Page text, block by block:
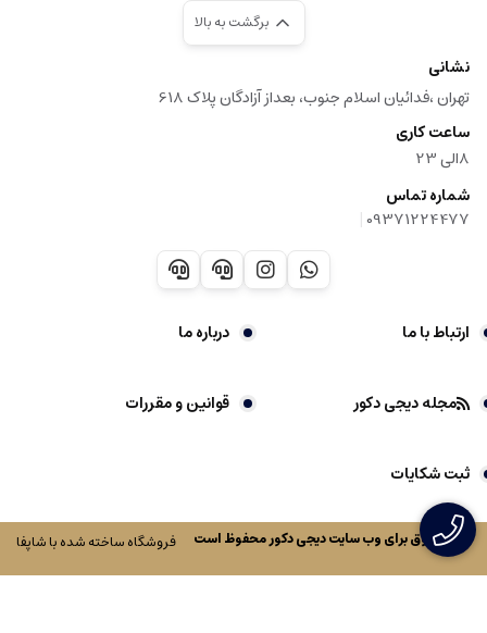
برگشت به بالا
نشانی
تهران ،فدائیان اسلام جنوب، بعداز آزادگان پلاک 618
ساعت کاری
8الی 23
شماره تماس
09371224477
|
ارتباط با ما درباره ما
مجله دیجی دکور قوانین و مقررات
ثبت شکایات
کلیه حقوق برای وب سایتدیجی دکورمحفوظ است فروشگاه ساخته شده با شاپفا